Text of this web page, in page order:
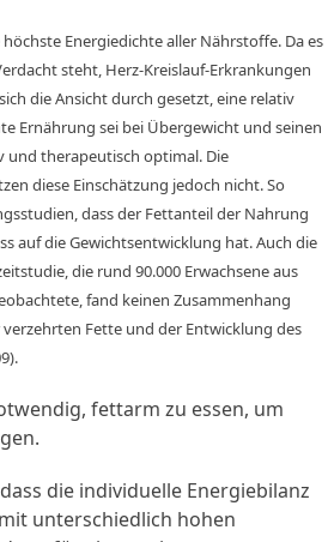
Energiedichte aller Nährstoffe. Da es
steht, Herz-Kreislauf-Erkrankungen
die Ansicht durch gesetzt, eine relativ
Ernährung sei bei Übergewicht und seinen
und therapeutisch optimal. Die
diese Einschätzung jedoch nicht. So
dass der Fettanteil der Nahrung
auf die Gewichtsentwicklung hat. Auch die
die rund 90.000 Erwachsene aus
fand keinen Zusammenhang
Fette und der Entwicklung des
fettarm zu essen, um
die individuelle Energiebilanz
unterschiedlich hohen